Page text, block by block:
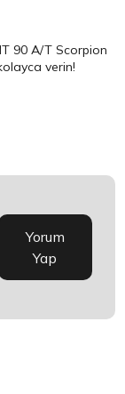
90 A/T Scorpion
verin!
Yorum
Yap